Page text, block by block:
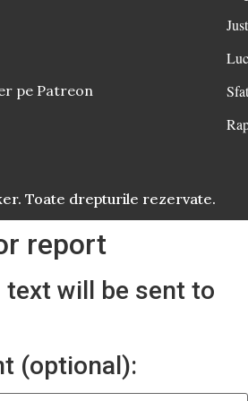
pe Patreon
Toate drepturile rezervate.
report
will be sent to
(optional):